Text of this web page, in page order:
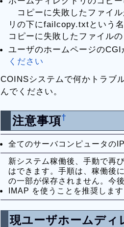
コピーに失敗したファイ
リの下にfailcopy.txtという
コピーに失敗したファイル
ユーザのホームページの
ください
COINSシステムで何かトラブ
んでください。
注意事項†
全てのサーバコンピュータの
新システム稼働後、手動で再
はできます。手順は、稼働後
の一部が保存されません。今
IMAP を使うことを推奨しま
現ユーザホームディ